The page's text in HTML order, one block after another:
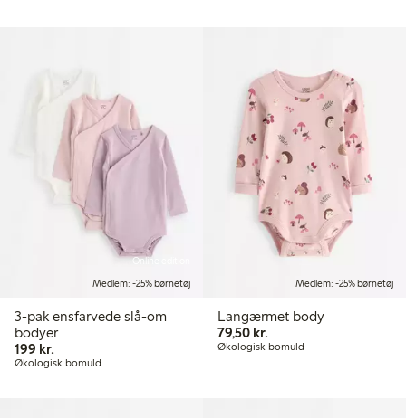
Online edition
Medlem: -25% børnetøj
3-pak ensfarvede slå-om
bodyer
199 kr.
Økologisk bomuld
Medlem: -25% børnetøj
Langærmet body
79,50 kr.79,50 kr.
Økologisk bomuld